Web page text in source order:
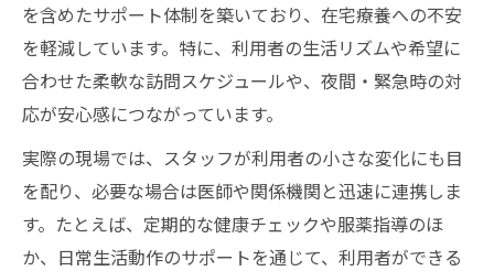
を含めたサポート体制を築いており、在宅療養への不安
を軽減しています。特に、利用者の生活リズムや希望に
合わせた柔軟な訪問スケジュールや、夜間・緊急時の対
応が安心感につながっています。
実際の現場では、スタッフが利用者の小さな変化にも目
を配り、必要な場合は医師や関係機関と迅速に連携しま
す。たとえば、定期的な健康チェックや服薬指導のほ
か、日常生活動作のサポートを通じて、利用者ができる